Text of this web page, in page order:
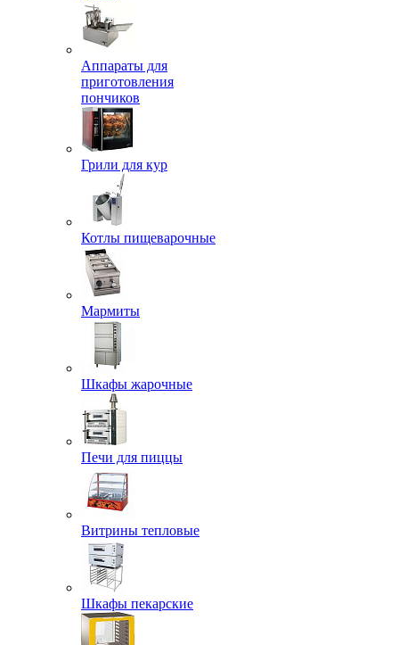
Аппараты для
приготовления
пончиков
Грили для кур
Котлы пищеварочные
Мармиты
Шкафы жарочные
Печи для пиццы
Витрины тепловые
Шкафы пекарские